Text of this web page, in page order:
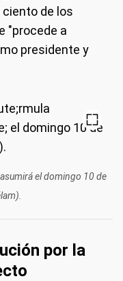
ciento de los
"procede a
presidente y
el domingo 10 de
por la